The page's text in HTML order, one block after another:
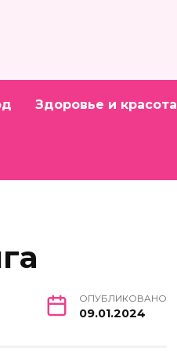
Здоровье и красота
ОПУБЛИКОВАНО
09.01.2024